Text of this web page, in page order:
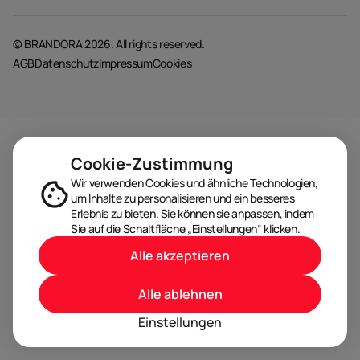
© BRANDORA 2026. All rights reserved.
AGBDatenschutzImpressumCookies
Cookie-Zustimmung
Wir verwenden Cookies und ähnliche Technologien,
um Inhalte zu personalisieren und ein besseres
Erlebnis zu bieten. Sie können sie anpassen, indem
Sie auf die Schaltfläche „Einstellungen“ klicken.
Einstellungen
Alle ablehnen
Alle akzeptieren